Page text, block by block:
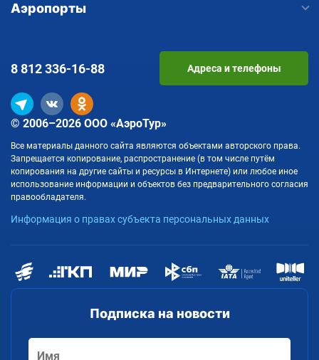
Аэропорты
Подписка на новости
© 2006–2026 ООО «АэроТур»
Все материалы данного сайта являются объектами авторского права.
Запрещается копирование, распространение (в том числе путём
копирования на другие сайты и ресурсы в Интернете) или любое иное
использование информации и объектов без предварительного согласия
правообладателя.
Информация о правах субъекта персональных данных
8 812336-16-88 Адреса и телефоны